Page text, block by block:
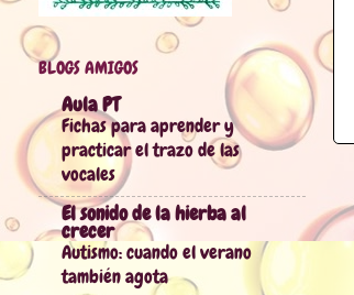
BLOGS AMIGOS
Aula PT
Fichas para aprender y
practicar el trazo de las
vocales
El sonido de la hierba al
crecer
Autismo: cuando el verano
también agota